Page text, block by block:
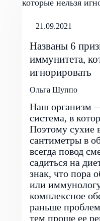
21.09.2021
Названы 6
иммунитета,
игнорировать
Ольга Шуппо
Наш организм
система, в
Поэтому сухие
сантиметры в
всегда повод
садиться на
знак, что пора
или
комплексное
раньше
тем проще ее